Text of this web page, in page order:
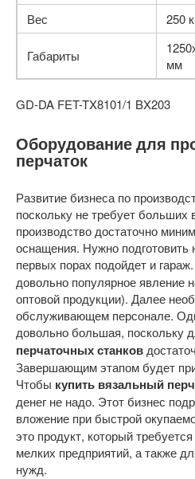
Вес
250
Габариты
мм
GD-DA FET-TX8101/1 BX203
Оборудование для
перчаток
Развитие бизнеса по
поскольку не требует больших
производство достаточно
оснащения. Нужно
первых порах подойдет и гараж.
довольно популярное явление
оптовой продукции). Далее
обслуживающем персонале.
довольно большая, поскольку
перчаточных станков
Завершающим этапом будет
Чтобы купить вязальный
денег не надо. Этот бизнес
вложение при быстрой
это продукт, который
мелких предприятий, а также
нужд.